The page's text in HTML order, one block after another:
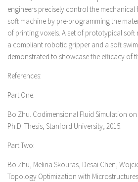
engineers precisely control the
soft machine by pre-programming the
of printing voxels. A set of prototypical soft
a compliant robotic gripper and a soft
demonstrated to showcase the efficacy of
References:
Part One:
Bo Zhu. Codimensional Fluid Simulation on
Ph.D. Thesis, Stanford University, 2015.
Part Two:
Bo Zhu, Melina Skouras, Desai Chen,
Topology Optimization with